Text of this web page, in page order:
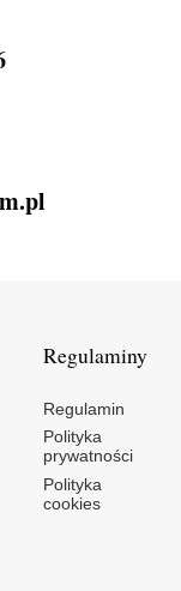
Regulaminy
Regulamin
Polityka
prywatności
Polityka
cookies